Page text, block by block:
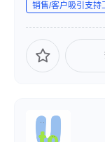
リューションを
销售/客户吸引支持